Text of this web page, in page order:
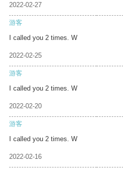
2022-02-27
游客
I called you 2 times. W
2022-02-25
游客
I called you 2 times. W
2022-02-20
游客
I called you 2 times. W
2022-02-16